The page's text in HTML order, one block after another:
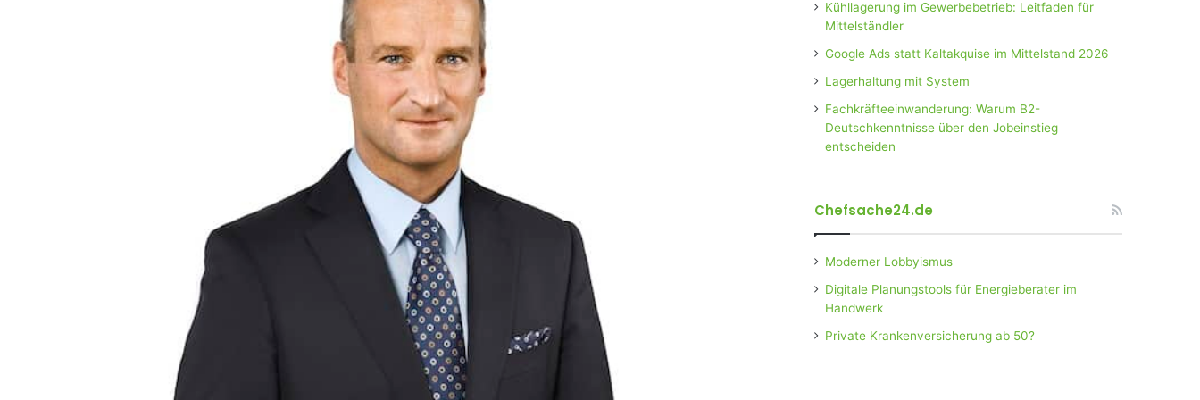
Kühllagerung im Gewerbebetrieb: Leitfaden für
Mittelständler
Google Ads statt Kaltakquise im Mittelstand 2026
Lagerhaltung mit System
Fachkräfteeinwanderung: Warum B2-
Deutschkenntnisse über den Jobeinstieg
entscheiden
Chefsache24.de
Moderner Lobbyismus
Digitale Planungstools für Energieberater im
Handwerk
Private Krankenversicherung ab 50?